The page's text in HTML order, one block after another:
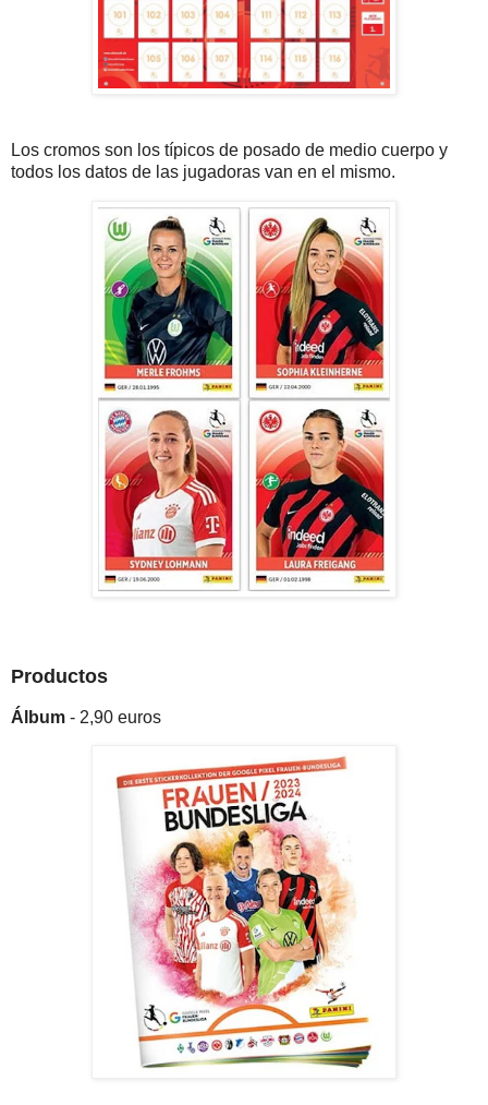
Los cromos son los típicos de posado de medio cuerpo y
todos los datos de las jugadoras van en el mismo.
Productos
Álbum - 2,90 euros